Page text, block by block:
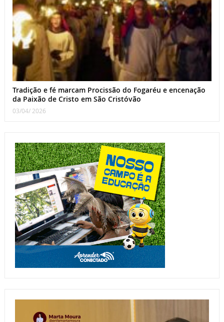
Tradição e fé marcam Procissão do Fogaréu e encenação
da Paixão de Cristo em São Cristóvão
03/04/ 2026